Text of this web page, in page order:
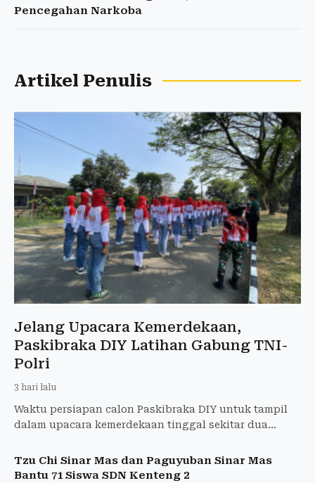
Pencegahan Narkoba
Artikel Penulis
Jelang Upacara Kemerdekaan,
Paskibraka DIY Latihan Gabung TNI-
Polri
3 hari lalu
Waktu persiapan calon Paskibraka DIY untuk tampil
dalam upacara kemerdekaan tinggal sekitar dua
Tzu Chi Sinar Mas dan Paguyuban Sinar Mas
Bantu 71 Siswa SDN Kenteng 2